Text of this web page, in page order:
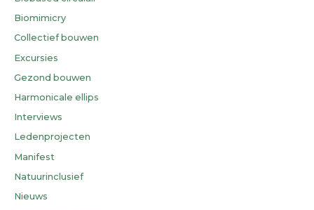
Biomimicry
Collectief bouwen
Excursies
Gezond bouwen
Harmonicale ellips
Interviews
Ledenprojecten
Manifest
Natuurinclusief
Nieuws